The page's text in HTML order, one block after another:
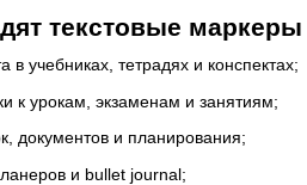
текстовые
в учебниках, тетрадях и конспектах;
к урокам, экзаменам и занятиям;
документов и планирования;
и bullet journal;